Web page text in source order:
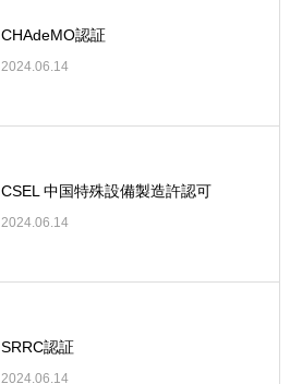
CHAdeMO認証
2024.06.14
CSEL 中国特殊設備製造許認可
2024.06.14
SRRC認証
2024.06.14